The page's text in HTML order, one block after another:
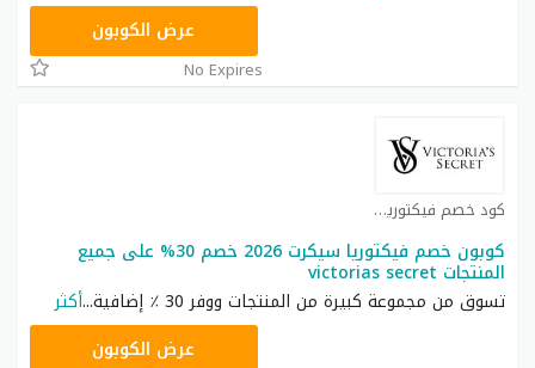
عرض الكوبون
No Expires
كود خصم فيكتوريا سيكرت كوبون
كوبون خصم فيكتوريا سيكرت 2026 خصم 30% على جميع
المنتجات victorias secret
تسوق من مجموعة كبيرة من المنتجات ووفر 30 ٪ إضافية
...أكثر
عرض الكوبون